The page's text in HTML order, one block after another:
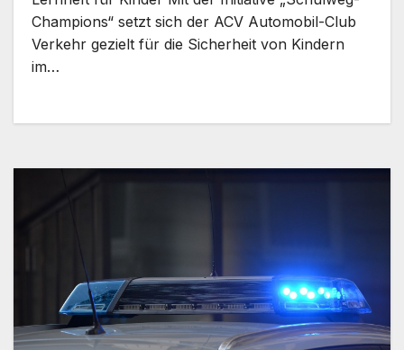
Champions“ setzt sich der ACV Automobil-Club
Verkehr gezielt für die Sicherheit von Kindern
im…